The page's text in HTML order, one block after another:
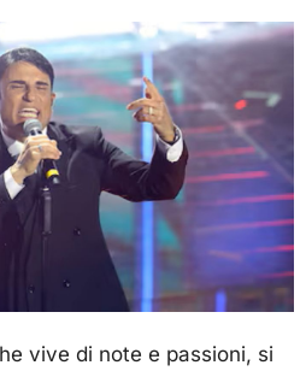
vive di note e passioni, si